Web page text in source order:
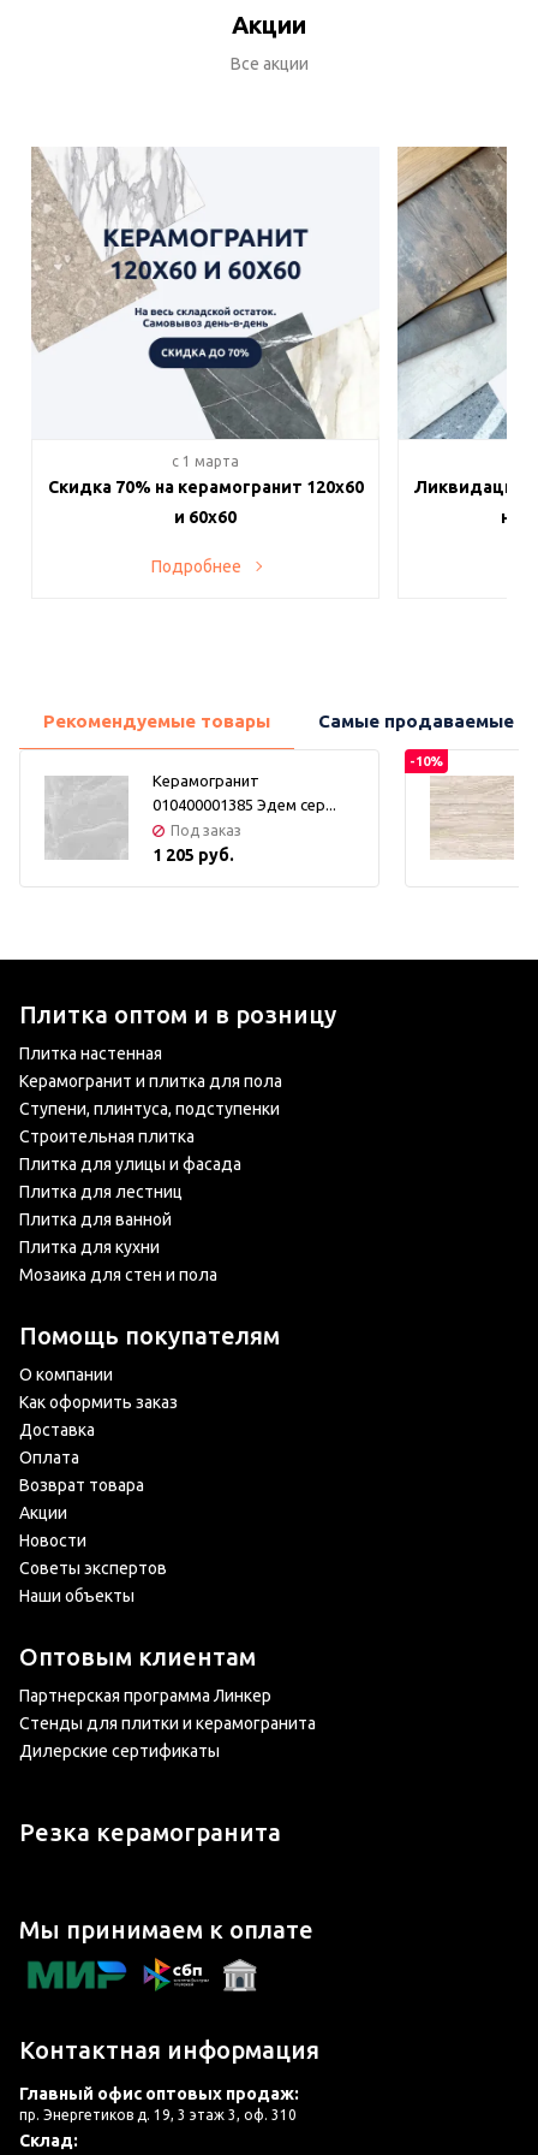
Акции
Все акции
c 1 марта
Скидка 70% на керамогранит 120х60
и 60х60
Подробнее
Ликвидация
на
Рекомендуемые товары Самые продаваемые
Керамогранит
010400001385 Эдем сер...
Под заказ
1 205 руб.
-10%
Плитка оптом и в розницу
Плитка настенная
Керамогранит и плитка для пола
Ступени, плинтуса, подступенки
Строительная плитка
Плитка для улицы и фасада
Плитка для лестниц
Плитка для ванной
Плитка для кухни
Мозаика для стен и пола
Помощь покупателям
О компании
Как оформить заказ
Доставка
Оплата
Возврат товара
Акции
Новости
Советы экспертов
Наши объекты
Оптовым клиентам
Партнерская программа Линкер
Стенды для плитки и керамогранита
Дилерские сертификаты
Резка керамогранита
Мы принимаем к оплате
Контактная информация
Главный офис оптовых продаж:
пр. Энергетиков д. 19, 3 этаж 3, оф. 310
Склад: